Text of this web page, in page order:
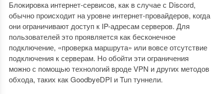
Блокировка интернет-сервисов, как в случае с Discord,
обычно происходит на уровне интернет-провайдеров, когда
они ограничивают доступ к IP-адресам серверов. Для
пользователей это проявляется как бесконечное
подключение, «проверка маршрута» или вовсе отсутствие
подключения к серверам. Но обойти эти ограничения
можно с помощью технологий вроде VPN и других методов
обхода, таких как GoodbyeDPI и Tun туннели.